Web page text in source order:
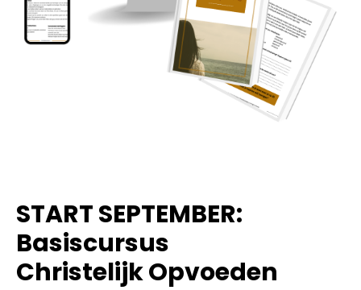
START SEPTEMBER:
Basiscursus
Christelijk Opvoeden